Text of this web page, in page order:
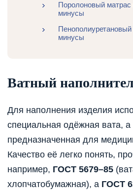
Поролоновый
минусы
минусы
Ватный
Для наполнения изделия
специальная одёжная вата, а
предназначенная для
Качество её легко понять,
например, ГОСТ 5679–85
хлопчатобумажная), а ГОСТ